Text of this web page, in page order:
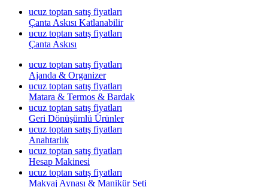
ucuz toptan satış fiyatları
Çanta Askısı Katlanabilir
ucuz toptan satış fiyatları
Çanta Askısı
ucuz toptan satış fiyatları
Ajanda & Organizer
ucuz toptan satış fiyatları
Matara & Termos & Bardak
ucuz toptan satış fiyatları
Geri Dönüşümlü Ürünler
ucuz toptan satış fiyatları
Anahtarlık
ucuz toptan satış fiyatları
Hesap Makinesi
ucuz toptan satış fiyatları
Makyaj Aynası & Manikür Seti